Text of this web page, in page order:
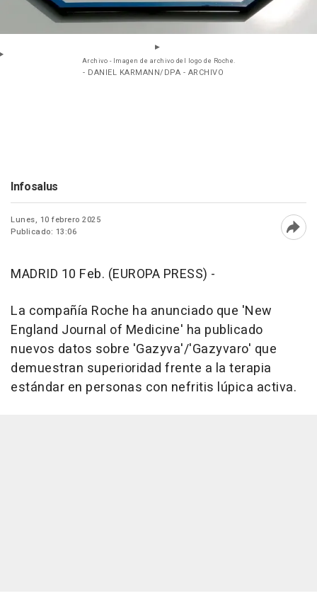
Archivo - Imagen de archivo del logo de Roche.
- DANIEL KARMANN/DPA - ARCHIVO
Infosalus
Lunes, 10 febrero 2025
Publicado: 13:06
MADRID 10 Feb. (EUROPA PRESS) -
La compañía Roche ha anunciado que 'New
England Journal of Medicine' ha publicado
nuevos datos sobre 'Gazyva'/'Gazyvaro' que
demuestran superioridad frente a la terapia
estándar en personas con nefritis lúpica activa.